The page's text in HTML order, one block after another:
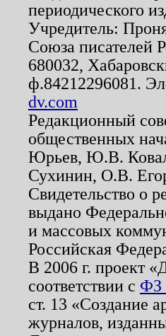
периодического
Учредитель:
Союза писателей
680032,
ф.84212296081.
dv.com
Редакционный
общественных
Юрьев, Ю.В.
Сухинин, О.В.
Свидетельство о
выдано
и массовых
Российская
В 2006 г. проект
соответствии с ФЗ
ст. 13 «Создание
журналов,